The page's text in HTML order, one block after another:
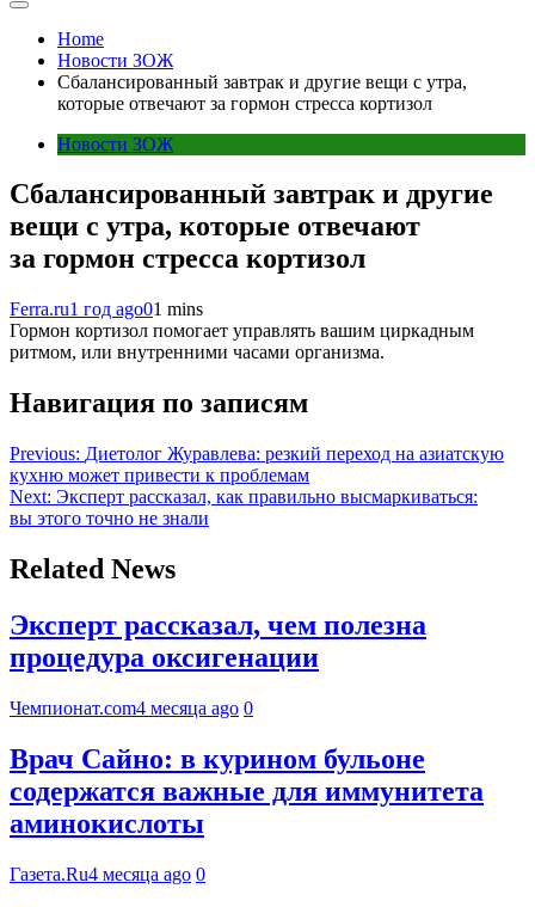
Home
Новости ЗОЖ
Сбалансированный завтрак и другие вещи с утра,
которые отвечают за гормон стресса кортизол
Новости ЗОЖ
Сбалансированный завтрак и другие
вещи с утра, которые отвечают
за гормон стресса кортизол
Ferra.ru1 год ago01 mins
Гормон кортизол помогает управлять вашим циркадным
ритмом, или внутренними часами организма.
Навигация по записям
Previous: Диетолог Журавлева: резкий переход на азиатскую
кухню может привести к проблемам
Next: Эксперт рассказал, как правильно высмаркиваться:
вы этого точно не знали
Related News
Эксперт рассказал, чем полезна
процедура оксигенации
Чемпионат.com4 месяца ago 0
Врач Сайно: в курином бульоне
содержатся важные для иммунитета
аминокислоты
Газета.Ru4 месяца ago 0